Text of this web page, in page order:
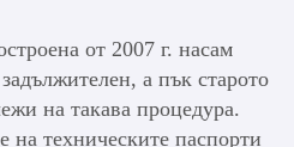
от 2007 г. насам
а пък старото
на такава процедура.
на техническите паспорти